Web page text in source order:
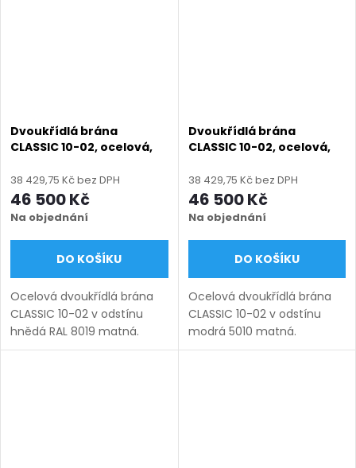
Dvoukřídlá brána
CLASSIC 10-02, ocelová,
(šířka 1200–6000 mm,
výška 1000–1750 mm),
hnědá RAL 8019 matná
38 429,75 Kč bez DPH
46 500 Kč
Na objednání
DO KOŠÍKU
Ocelová dvoukřídlá brána
CLASSIC 10-02 v odstínu
hnědá RAL 8019 matná.
Bezúdržbová ocel (žárový
Dvoukřídlá brána
CLASSIC 10-02, ocelová,
(šířka 1200–6000 mm,
výška 1000–1750 mm),
modrá 5010 matná
38 429,75 Kč bez DPH
46 500 Kč
Na objednání
DO KOŠÍKU
Ocelová dvoukřídlá brána
CLASSIC 10-02 v odstínu
modrá 5010 matná.
Bezúdržbová ocel (žárový